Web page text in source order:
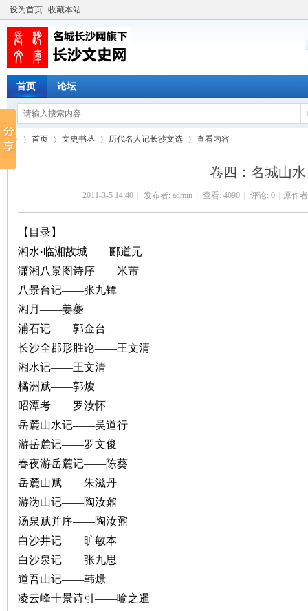
设为首页 收藏本站
首页 论坛
首页 文史书丛
›
历代名人记长沙文选
›
查看内容
卷四：名城山水
2011-3-5 14:40 发布者: admin 查看: 4090 评论: 0 原作
【目录】
湘水·临湘故城——郦道元
潇湘八景图诗序——米芾
八景台记——张九镡
湘月——姜夔
浦石记——郭金台
长沙全郡形胜论——王文清
湘水记——王文清
橘洲赋——郭焌
昭潭考——罗汝怀
岳麓山水记——吴道行
游岳麓记——罗文俊
春夜游岳麓记——陈葵
岳麓山赋——朱滋丹
游沩山记——陶汝鼐
汤泉赋并序——陶汝鼐
白沙井记——旷敏本
白沙泉记——张九思
道吾山记——韩燝
凌云峰十景诗引——喻之暹